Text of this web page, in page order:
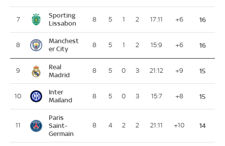
7
Sporting
Lissabon
8 5 1 2 17:11 +6 16
8
Manchest
er City
8 5 1 2 15:9 +6 16
9
Real
Madrid
8 5 0 3 21:12 +9 15
10
Inter
Mailand
8 5 0 3 15:7 +8 15
11
Paris
Saint-
Germain
8 4 2 2 21:11 +10 14